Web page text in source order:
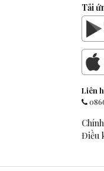
Tải
Liên
Điều